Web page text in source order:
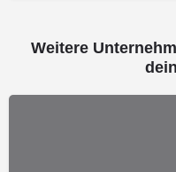
Weitere